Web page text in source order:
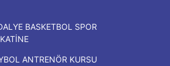
BASKETBOL SPOR
ANTRENÖR KURSU